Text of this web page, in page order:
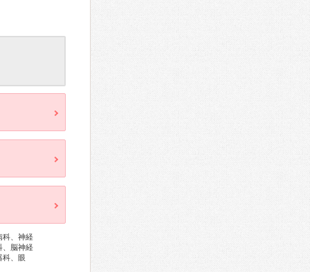
科、神経
、脳神経
科、眼